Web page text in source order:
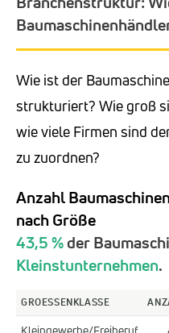
Wie ist der
strukturiert? Wie groß
wie viele Firmen sind
zu zuordnen?
Anzahl
nach Größe
43,5 %der
Kleinstunternehmen.
GROESSENKLASSE
Kleingewerbe/Freiberuf